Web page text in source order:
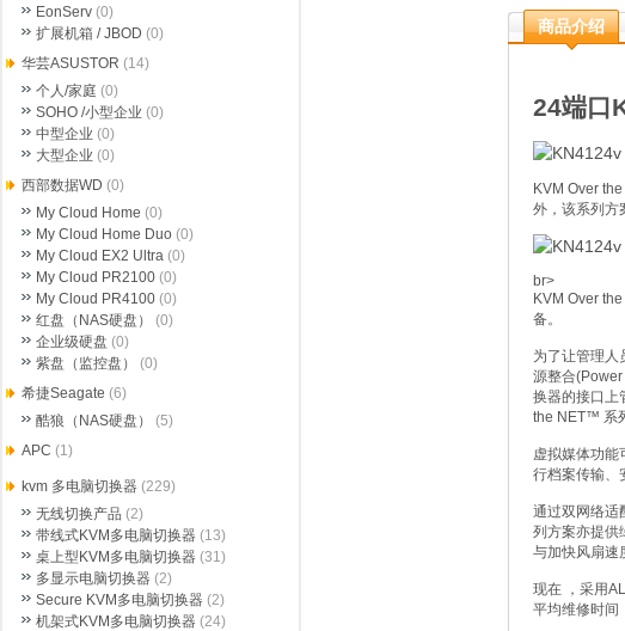
商品介绍
24端口
KVM Over
外，该系列方
br>
KVM Over
备。
为了让管理人
源整合
换器的接口上
the NET™ 系
虚拟媒体功能
行档案传输、
通过双网络适
列方案亦提供
与加快风扇速
现在 ，采用
平均维修时间
EonServ (0)
扩展机箱 / JBOD (0)
华芸ASUSTOR (14)
个人/家庭 (0)
SOHO /小型企业 (0)
中型企业 (0)
大型企业 (0)
西部数据WD (0)
My Cloud Home (0)
My Cloud Home Duo (0)
My Cloud EX2 Ultra (0)
My Cloud PR2100 (0)
My Cloud PR4100 (0)
红盘（NAS硬盘）
(0)
企业级硬盘 (0)
紫盘（监控盘）
(0)
希捷Seagate (6)
酷狼（NAS硬盘）
(5)
APC (1)
kvm 多电脑切换器 (229)
无线切换产品 (2)
带线式KVM多电脑切换器 (13)
桌上型KVM多电脑切换器 (31)
多显示电脑切换器 (2)
Secure KVM多电脑切换器 (2)
机架式KVM多电脑切换器 (24)